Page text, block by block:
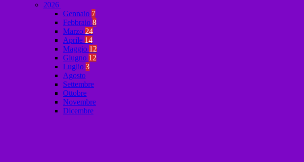
2026
Gennaio 7
Febbraio 8
Marzo 24
Aprile 14
Maggio 12
Giugno 12
Luglio 3
Agosto
Settembre
Ottobre
Novembre
Dicembre